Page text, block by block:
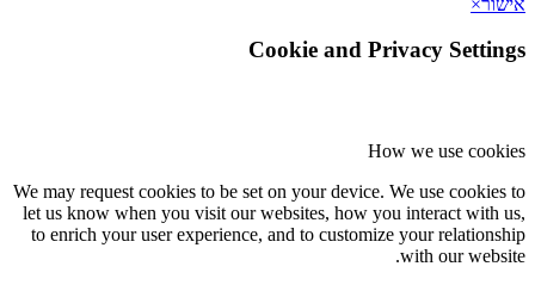
Cookie and Privacy Settings
How we use cookies
We may request cookies to be set on your device. We use cookies to
let us know when you visit our websites, how you interact with us,
to enrich your user experience, and to customize your relationship
with our website.